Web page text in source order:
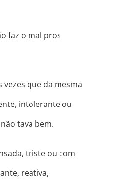
faz o mal pros
vezes que da mesma
intolerante ou
tava bem.
triste ou com
reativa,